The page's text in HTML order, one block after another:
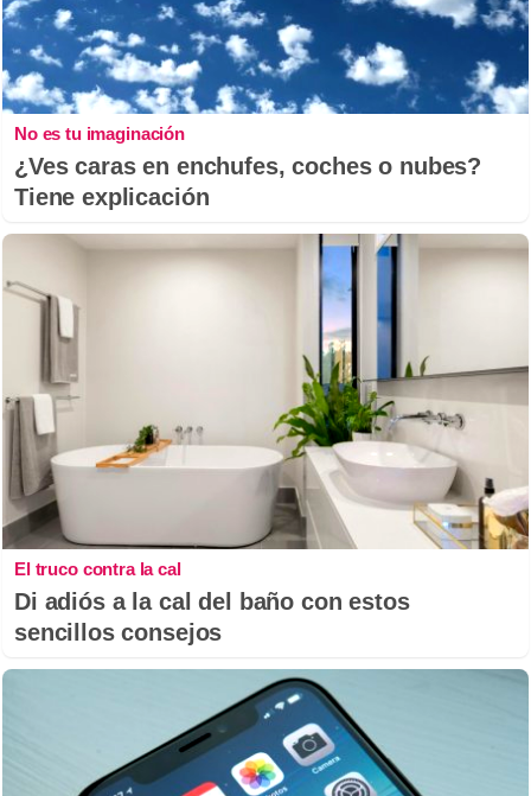
No es tu imaginación
¿Ves caras en enchufes, coches o nubes?
Tiene explicación
El truco contra la cal
Di adiós a la cal del baño con estos
sencillos consejos